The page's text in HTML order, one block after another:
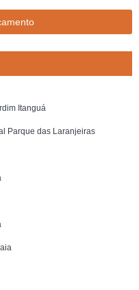
Itanguá
Parque das Laranjeiras